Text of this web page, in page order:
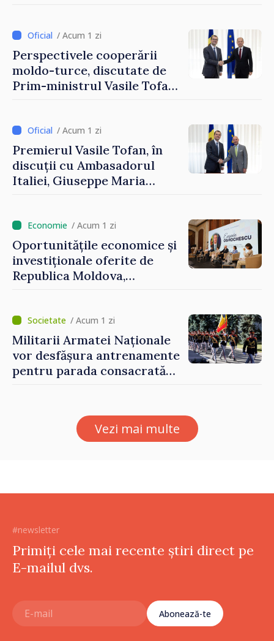
Reuniune la Moghiliov-
Podolsk
/ Acum 1 zi
Perspectivele cooperării
moldo-turce, discutate de
Prim-ministrul Vasile Tofan
/ Acum 1 zi
Premierul Vasile Tofan, în
discuții cu Ambasadorul
Italiei, Giuseppe Maria
/ Acum 1 zi
Oportunitățile economice și
investiționale oferite de
Republica Moldova,
Forumul Diasporei
/ Acum 1 zi
Militarii Armatei Naționale
vor desfășura antrenamente
pentru parada consacrată
Vezi mai multe
#newsletter
Primiți cele mai recente știri direct pe
E-mailul dvs.
Abonează-te